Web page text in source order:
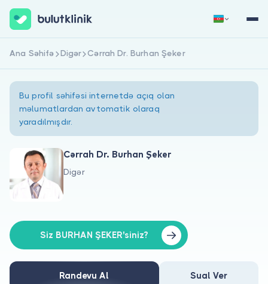
Haqqımızda
Xəstələr üçün
Həkimlər üçün
Qeydiyyat Daxil Ol
Ana Səhifə Digər Cərrah Dr. Burhan Şeker
Bu profil səhifəsi internetdə açıq olan
məlumatlardan avtomatik olaraq
yaradılmışdır.
Cərrah Dr. Burhan Şeker
Digər
Siz BURHAN ŞEKER'siniz?
Randevu Al Sual Ver